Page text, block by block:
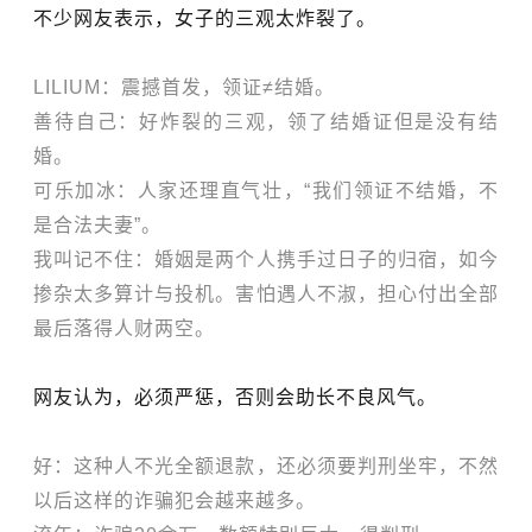
不少网友表示，女子的三观太炸裂了。
LILIUM：震撼首发，领证≠结婚。
善待自己：好炸裂的三观，领了结婚证但是没有结
婚。
可 乐加冰：人家还理 直气壮，“我们领证不结婚，不
是合法夫妻”。
我叫记不住： 婚姻是两个人携手过日子的归宿，如今
掺杂太多算计与投机。害怕遇人不淑，担心付出全部
最后落得人财两空。
网友认为，必须严惩，否则会助长不良风气。
好：这种人不光全额退款，还必须要判刑坐牢，不然
以后这样的诈骗犯会越来越多。